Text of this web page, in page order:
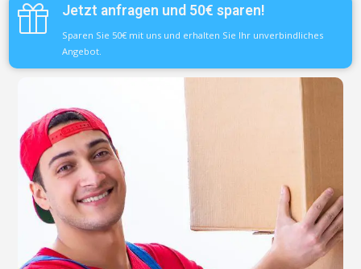
Jetzt anfragen und 50€ sparen!
Sparen Sie 50€ mit uns und erhalten Sie Ihr unverbindliches
Angebot.